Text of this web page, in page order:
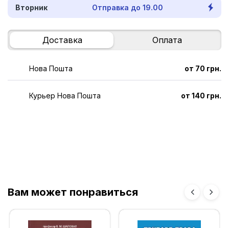
Вторник Отправка до 19.00
Доставка Оплата
Нова Пошта от 70 грн.
Курьер Нова Пошта от 140 грн.
Вам может понравиться